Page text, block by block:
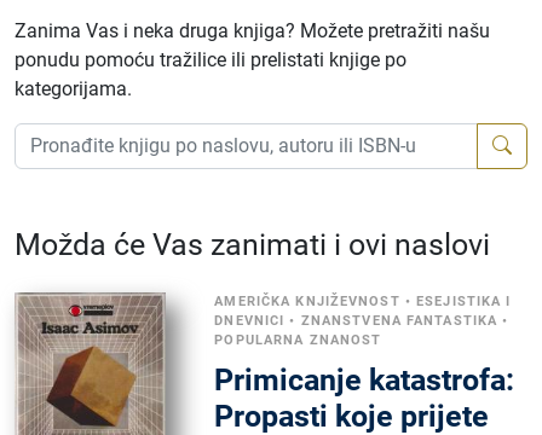
Zanima Vas i neka druga knjiga? Možete pretražiti našu
ponudu pomoću tražilice ili prelistati knjige po
kategorijama.
Možda će Vas zanimati i ovi naslovi
AMERIČKA KNJIŽEVNOST •ESEJISTIKA I
DNEVNICI • ZNANSTVENA FANTASTIKA •
POPULARNA ZNANOST
Primicanje katastrofa:
Propasti koje prijete